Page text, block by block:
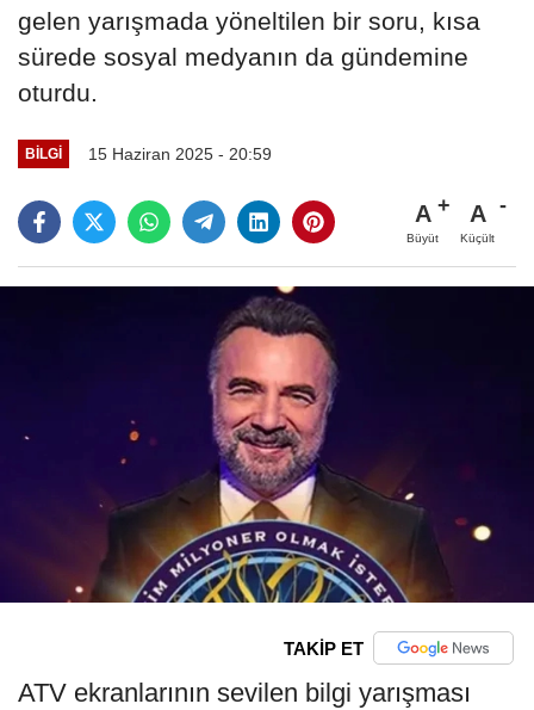
gelen yarışmada yöneltilen bir soru, kısa
sürede sosyal medyanın da gündemine
oturdu.
BILGI 15 Haziran 2025 - 20:59
A
Büyüt
A
Küçült
TAKİP ET
ATV ekranlarının sevilen bilgi yarışması